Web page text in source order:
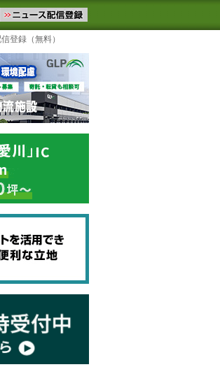
す。物流ニュースメール配信を登録す
見るテーマ
登録（無料）